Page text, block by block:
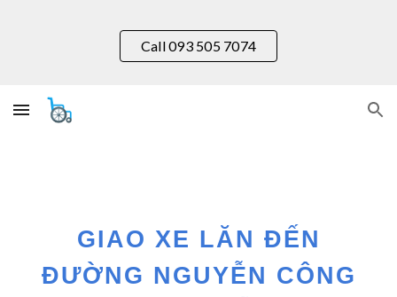
Skip to main content Skip to navigation
Call 093 505 7074
GIAO XE LĂN ĐẾN
ĐƯỜNG NGUYỄN CÔNG